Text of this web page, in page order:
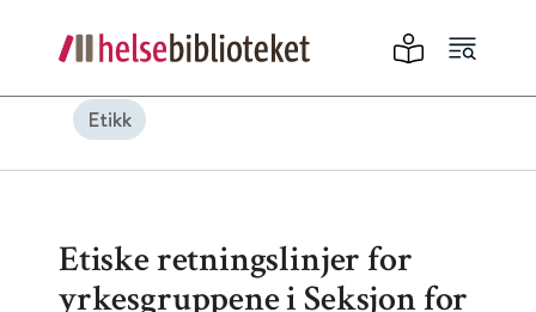
Etikk
Etiske retningslinjer for
yrkesgruppene i Seksjon for